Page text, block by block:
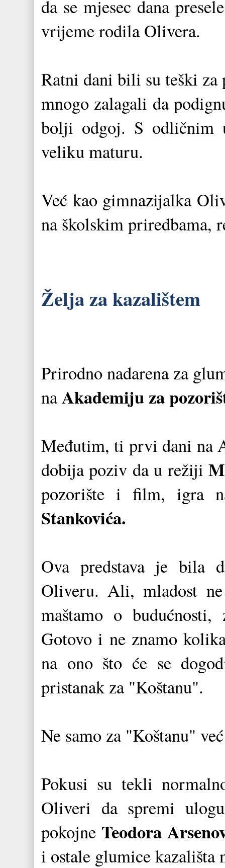
da se mjesec dana
vrijeme rodila Olivera.
Ratni dani bili su teški za
mnogo zalagali da
bolji odgoj. S odličnim
veliku maturu.
Već kao gimnazijalka
na školskim priredbama,
Želja za kazalištem
Prirodno nadarena za
naAkademiju za
Međutim, ti prvi dani na
dobija poziv da u režiji
pozorište i film, igra
Stankovića.
Ova predstava je bila
Oliveru. Ali, mladost
maštamo o
Gotovo i ne znamo
na ono što će se
pristanak za "Koštanu".
Ne samo za "Koštanu"
Pokusi su tekli
Oliveri da spremi
pokojne Teodora
i ostale glumice kazališta